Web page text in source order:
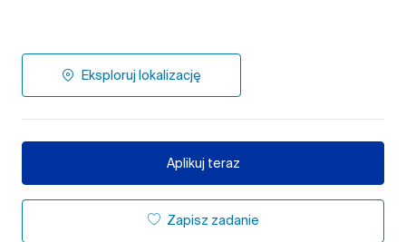
Eksploruj lokalizację
Aplikuj teraz
Zapisz zadanie